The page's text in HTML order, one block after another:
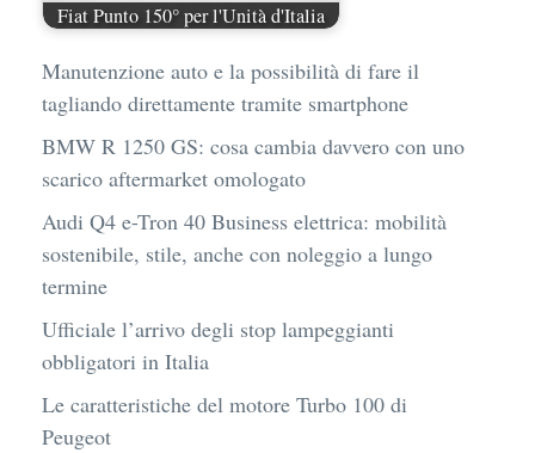
Fiat Punto 150° per l'Unità d'Italia
Manutenzione auto e la possibilità di fare il
tagliando direttamente tramite smartphone
BMW R 1250 GS: cosa cambia davvero con uno
scarico aftermarket omologato
Audi Q4 e-Tron 40 Business elettrica: mobilità
sostenibile, stile, anche con noleggio a lungo
termine
Ufficiale l’arrivo degli stop lampeggianti
obbligatori in Italia
Le caratteristiche del motore Turbo 100 di
Peugeot